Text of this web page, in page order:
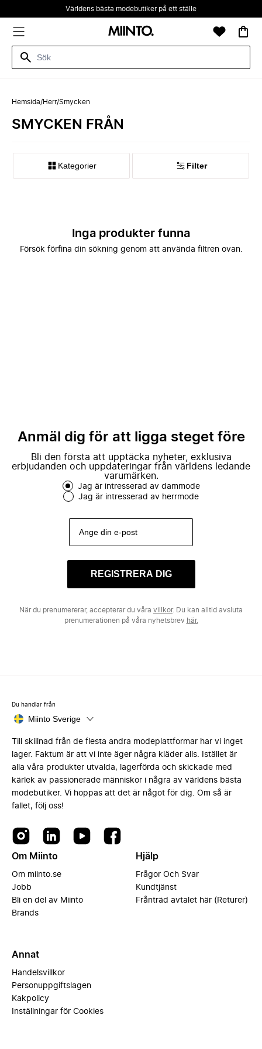
Världens bästa modebutiker på ett ställe
Hemsida/Herr/Smycken
SMYCKEN FRÅN
Kategorier Filter
Inga produkter funna
Försök förfina din sökning genom att använda filtren ovan.
Anmäl dig för att ligga steget före
Bli den första att upptäcka nyheter, exklusiva
erbjudanden och uppdateringar från världens ledande
varumärken.
Jag är intresserad av dammode
Jag är intresserad av herrmode
REGISTRERA DIG
När du prenumererar, accepterar du våra villkor. Du kan alltid avsluta
prenumerationen på våra nyhetsbrev här.
Du handlar från
Miinto Sverige
Till skillnad från de flesta andra modeplattformar har vi inget
lager. Faktum är att vi inte äger några kläder alls. Istället är
alla våra produkter utvalda, lagerförda och skickade med
kärlek av passionerade människor i några av världens bästa
modebutiker. Vi hoppas att det är något för dig. Om så är
fallet, följ oss!
Om Miinto
Om miinto.se
Jobb
Bli en del av Miinto
Brands
Hjälp
Frågor Och Svar
Kundtjänst
Frånträd avtalet här (Returer)
Annat
Handelsvillkor
Personuppgiftslagen
Kakpolicy
Inställningar för Cookies